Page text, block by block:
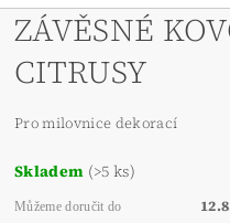
ZÁVĚSNÉ
CITRUSY
Pro milovnice dekorací
Skladem (>5 ks)
Můžeme doručit do